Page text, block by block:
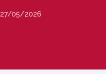
27/05/2026